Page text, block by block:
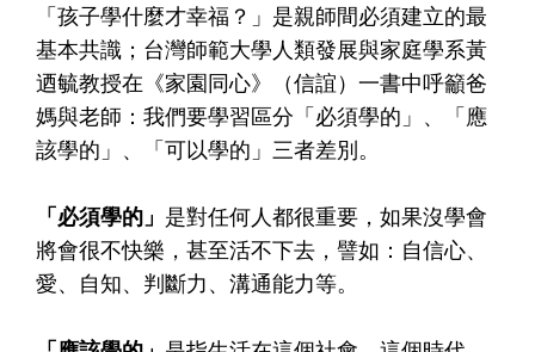
「孩子學什麼才幸福？」是親師間必須建立的最
基本共識；台灣師範大學人類發展與家庭學系黃
迺毓教授在《家園同心》（信誼）一書中呼籲爸
媽與老師：我們要學習區分「必須學的」、「應
該學的」、「可以學的」三者差別。
「必須學的」 是對任何人都很重要，如果沒學會
將會很不快樂，甚至活不下去，譬如：自信心、
愛、自知、判斷力、溝通能力等。